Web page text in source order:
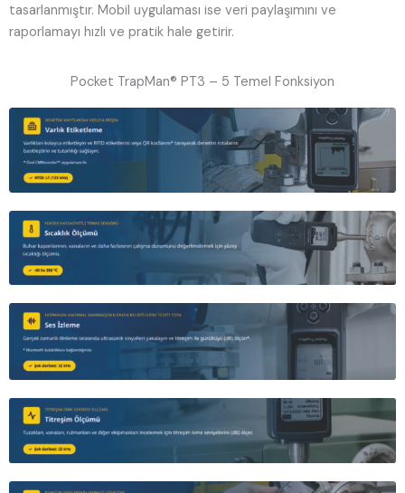
tasarlanmıştır. Mobil uygulaması ise veri paylaşımını ve
raporlamayı hızlı ve pratik hale getirir.
Pocket TrapMan® PT3 – 5 Temel Fonksiyon